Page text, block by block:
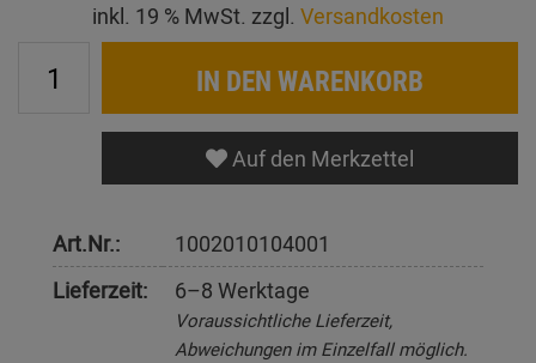
inkl. 19 % MwSt. zzgl. Versandkosten
IN DEN WARENKORB
Auf den Merkzettel
Art.Nr.:
1002010104001
Lieferzeit:
6–8 Werktage
Voraussichtliche Lieferzeit,
Abweichungen im Einzelfall möglich.